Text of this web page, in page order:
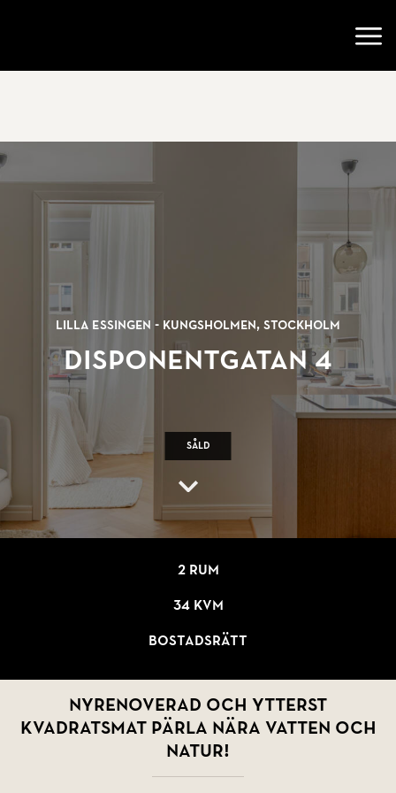
Lilla Essingen - Kungsholmen, Stockholm
Disponentgatan 4
Såld
2 rum
34 kvm
Bostadsrätt
Nyrenoverad och ytterst
kvadratsmat pärla nära vatten och
natur!